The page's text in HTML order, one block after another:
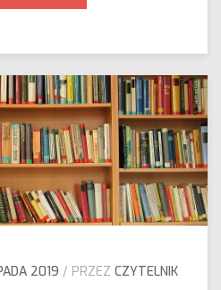
podręczników
co
wiedzieć,
by
nie
popełnić
błędów
2019 PRZEZ CZYTELNIK